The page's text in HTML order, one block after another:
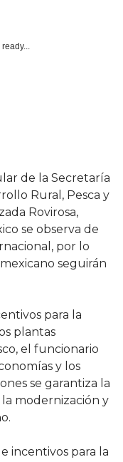
de la Secretaría
Rural, Pesca y
Rovirosa,
se observa de
por lo
seguirán
para la
plantas
el funcionario
y los
se garantiza la
la modernización y
incentivos para la